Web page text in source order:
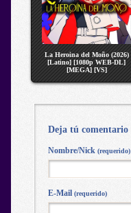
La Heroina del Moño (2026)
[Latino] [1080p WEB-DL]
[MEGA] [VS]
Deja tú comentario
Nombre/Nick (requerido)
E-Mail (requerido)